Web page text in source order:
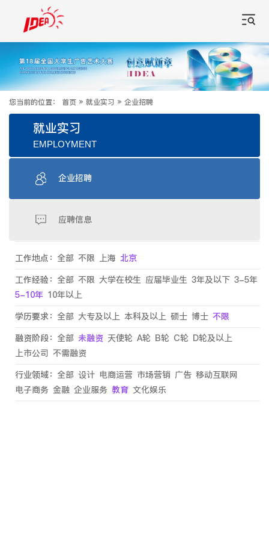
您当前的位置： 首页 » 就业实习 » 企业招聘
就业实习
EMPLOYMENT
企业招聘
应聘信息
工作地点： 全部 不限 上海 北京
工作经验： 全部 不限 大学在校生 应届毕业生 3年及以下 3-5年
5-10年 10年以上
学历要求： 全部 大专及以上 本科及以上 硕士 博士 不限
融资阶段： 全部 未融资 天使轮 A轮 B轮 C轮 D轮及以上
上市公司 不需融资
行业领域： 全部 设计 电商运营 市场营销 广告 移动互联网
电子商务 金融 企业服务 教育 文化娱乐